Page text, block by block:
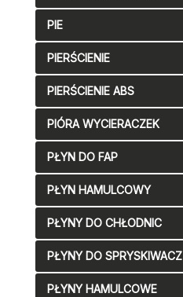
PIE
PIERŚCIENIE
PIERŚCIENIE ABS
PIÓRA WYCIERACZEK
PŁYN DO FAP
PŁYN HAMULCOWY
PŁYNY DO CHŁODNIC
PŁYNY DO SPRYSKIWACZ
PŁYNY HAMULCOWE